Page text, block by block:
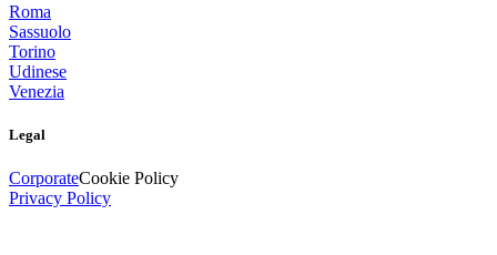
Roma
Sassuolo
Torino
Udinese
Venezia
Legal
CorporateCookie Policy
Privacy Policy